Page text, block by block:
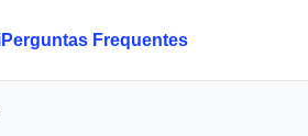
Perguntas Frequentes